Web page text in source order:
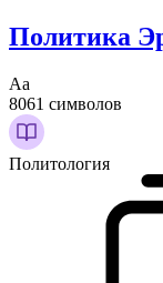
Политика
Аа
8061 символов
Политология